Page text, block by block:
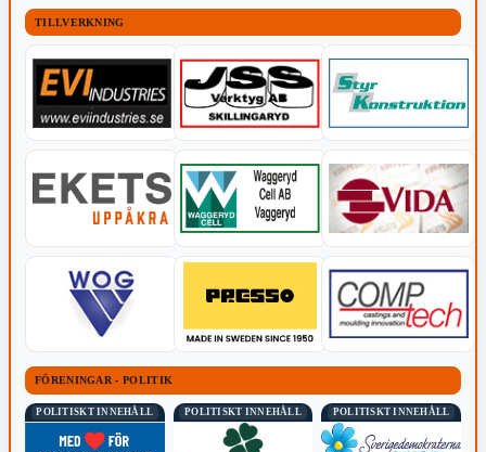
TILLVERKNING
FÖRENINGAR - POLITIK
POLITISKT INNEHÅLL POLITISKT INNEHÅLL POLITISKT INNEHÅLL